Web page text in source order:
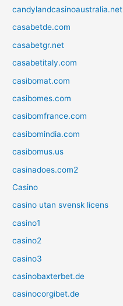
candylandcasinoaustralia.net
casabetde.com
casabetgr.net
casabetitaly.com
casibomat.com
casibomes.com
casibomfrance.com
casibomindia.com
casibomus.us
casinadoes.com2
Casino
casino utan svensk licens
casino1
casino2
casino3
casinobaxterbet.de
casinocorgibet.de